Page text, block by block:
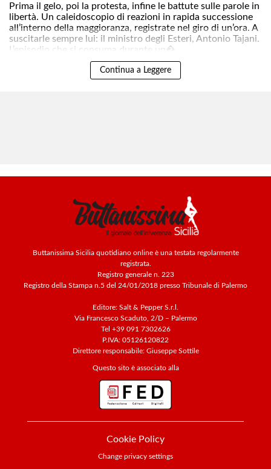
Prima il gelo, poi la protesta, infine le battute sulle parole in
libertà. Un caleidoscopio di reazioni in rapida successione
all’interno della maggioranza, registrate nel giro di un’ora. A
suscitarle sempre lui: il ministro degli Esteri, Antonio Tajani.
L’episodio che si consuma durante un�..
Continua a Leggere
Buttanissima Sicilia quotidiano online è una testata regolarmente
registrata.
Registro generale n. 223
Registro della Stampa n.5 del 24/01/2018 presso Tribunale di Palermo
Editore: Salt & Pepper S.r.l.
Via Francesco Scaduto, 2/D – Palermo
Tel +39 091 7302626
P.IVA: 05126120822
Direttore responsabile: Giuseppe Sottile
Questo sito è associato alla
Cookie Policy
Change privacy settings